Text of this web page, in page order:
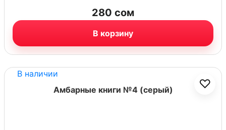
280 сом
В корзину
В наличии
♡
Амбарные книги №4 (серый)